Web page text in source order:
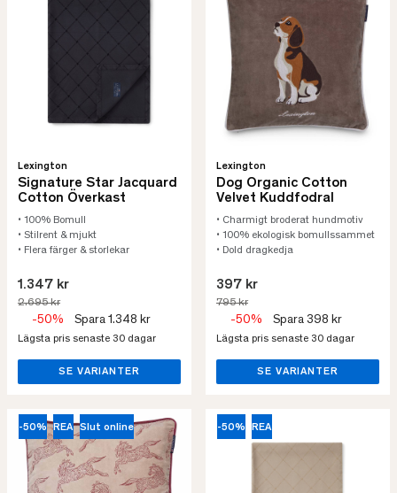
Lexington
Signature Star Jacquard
Cotton Överkast
• 100% Bomull
• Stilrent & mjukt
• Flera färger & storlekar
1.347 kr
2.695 kr
-50% Spara 1.348 kr
Lägsta pris senaste 30 dagar
SE VARIANTER
Lexington
Dog Organic Cotton
Velvet Kuddfodral
• Charmigt broderat hundmotiv
• 100% ekologisk bomullssammet
• Dold dragkedja
397 kr
795 kr
-50% Spara 398 kr
Lägsta pris senaste 30 dagar
SE VARIANTER
-50% REA Slut online -50% REA